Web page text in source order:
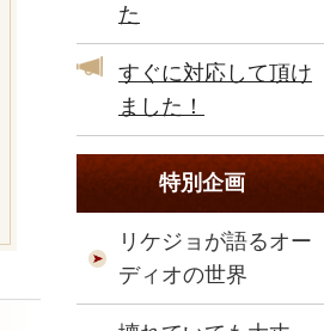
た
すぐに対応して頂け
ました！
特別企画
リケジョが語るオー
ディオの世界